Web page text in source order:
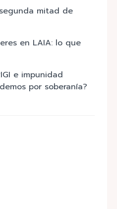
mitad de
en LAIA: lo que
e impunidad
por soberanía?